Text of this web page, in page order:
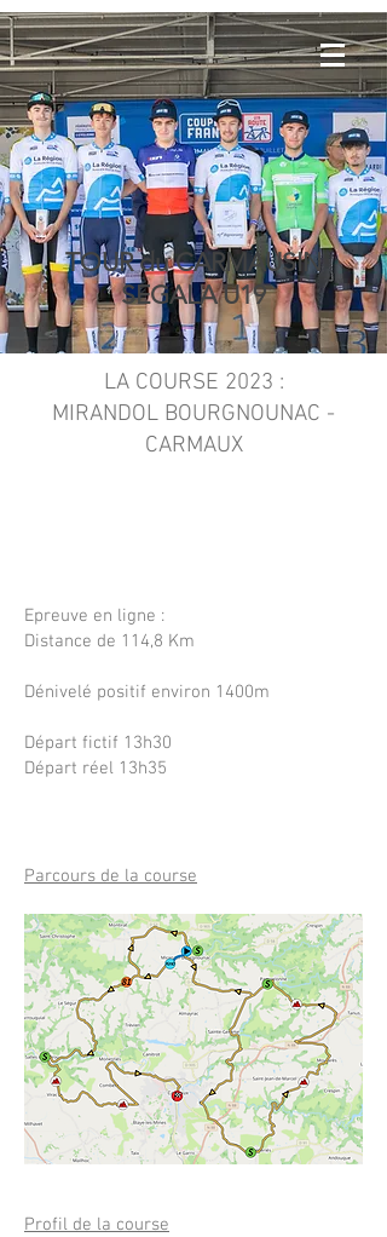
TOUR du CARMAUSIN
SEGALA U19
LA COURSE 2023 :
MIRANDOL BOURGNOUNAC -
CARMAUX
Epreuve en ligne :
Distance de 114,8 Km
Dénivelé positif environ 1400m
Départ fictif 13h30
Départ réel 13h35
Parcours de la course
Profil de la course